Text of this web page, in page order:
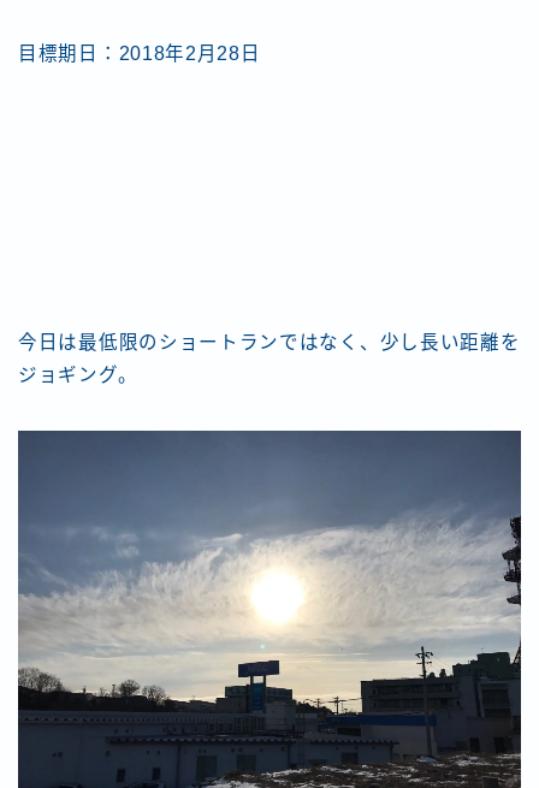
目標期日：2018年2月28日
今日は最低限のショートランではなく、少し長い距離を
ジョギング。